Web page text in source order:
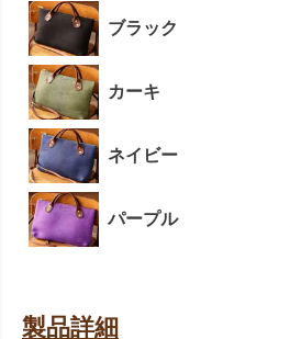
ブラック
カーキ
ネイビー
パープル
製品詳細